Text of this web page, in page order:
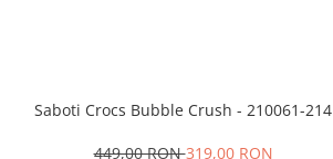
Saboti Crocs Bubble Crush - 210061-214
449,00 RON319,00 RON